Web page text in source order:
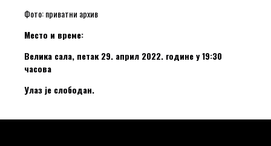
Фото: приватни архив
Место и време:
Велика сала, петак 29. април 2022. године у 19:30
часова
Улаз је слободан.